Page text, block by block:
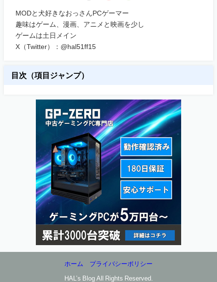
MODと犬好きなおっさんPCゲーマー
趣味はゲーム、漫画、アニメと映画を少し
ゲームは土日メイン
X（Twitter）：@hal51ff15
目次（項目ジャンプ）
ホーム プライバシーポリシー
HAL’s Blog All Rights Reserved.